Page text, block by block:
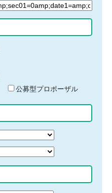
公募型プロポーザル